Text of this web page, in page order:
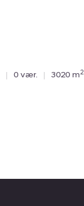
| 0 vær. | 3020 m2